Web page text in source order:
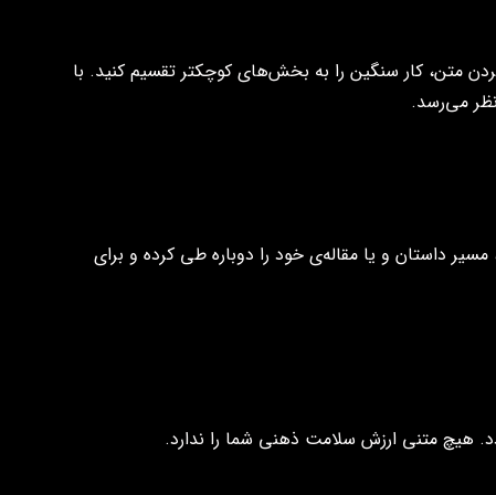
متن، کار سنگین را به بخش‌های کوچکتر تقسیم کنید. با
می‌رسد.
مسیر داستان و یا مقاله‌ی خود را دوباره طی کرده و برای
هیچ متنی ارزش سلامت ذهنی شما را ندارد.